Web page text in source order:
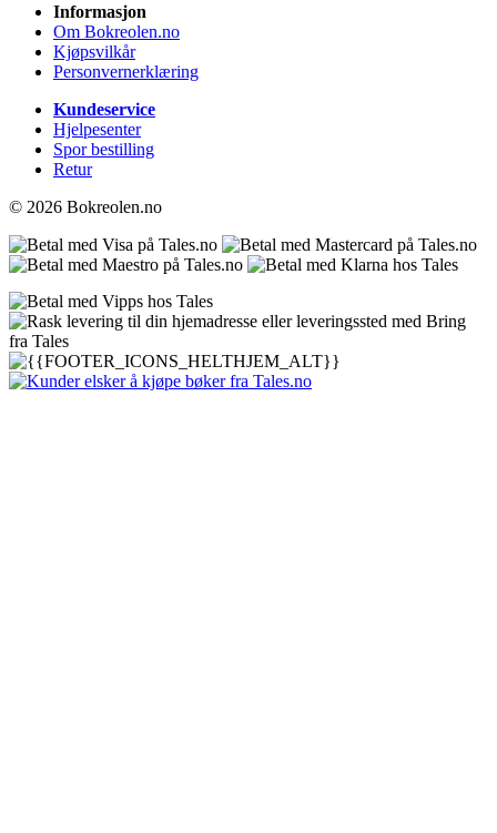
Informasjon
Om Bokreolen.no
Kjøpsvilkår
Personvernerklæring
Kundeservice
Hjelpesenter
Spor bestilling
Retur
© 2026 Bokreolen.no